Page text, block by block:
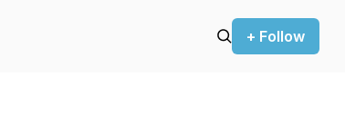
+ Follow